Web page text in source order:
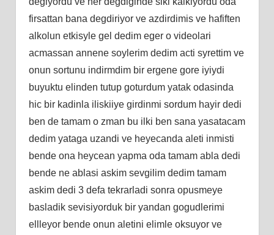
firsattan bana degdiriyor ve azdirdimis ve hafiften
alkolun etkisyle gel dedim eger o videolari
acmassan annene soylerim dedim acti syrettim ve
onun sortunu indirmdim bir ergene gore iyiydi
buyuktu elinden tutup goturdum yatak odasinda
hic bir kadinla iliskiiye girdinmi sordum hayir dedi
ben de tamam o zman bu ilki ben sana yasatacam
dedim yataga uzandi ve heyecanda aleti inmisti
bende ona heycean yapma oda tamam abla dedi
bende ne ablasi askim sevgilim dedim tamam
askim dedi 3 defa tekrarladi sonra opusmeye
basladik sevisiyorduk bir yandan gogudlerimi
ellleyor bende onun aletini elimle oksuyor ve